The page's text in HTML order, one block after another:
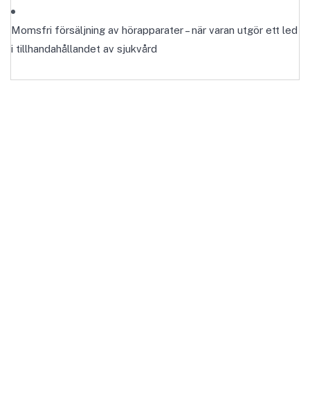
Momsfri försäljning av hörapparater – när varan utgör ett led
i tillhandahållandet av sjukvård